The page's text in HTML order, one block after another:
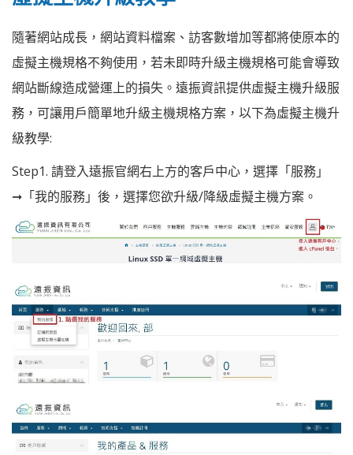
隨著網站成長，網站資料檔案、訪客數增加等都將使原本的
虛擬主機規格不夠使用，若未即時升級主機規格可能會導致
網站斷線造成營運上的損失。遠振資訊提供虛擬主機升級服
務，可讓用戶簡單地升級主機規格方案，以下為虛擬主機升
級教學:
Step1. 請登入遠振官網右上方的客戶中心，選擇「服務」
➞「我的服務」後，選擇您欲升級/降級虛擬主機方案。